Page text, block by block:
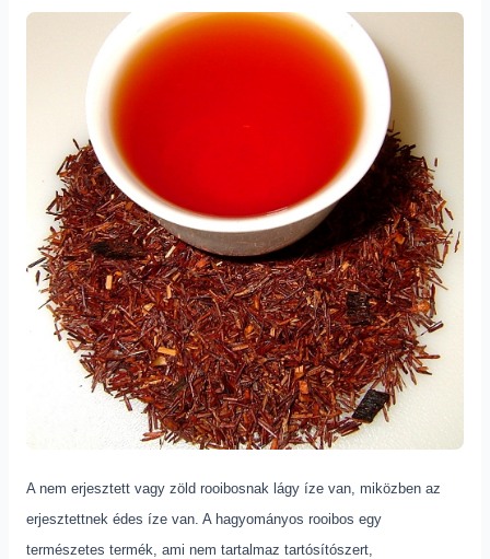
A nem erjesztett vagy zöld rooibosnak lágy íze van, miközben az
erjesztettnek édes íze van. A hagyományos rooibos egy
természetes termék, ami nem tartalmaz tartósítószert,